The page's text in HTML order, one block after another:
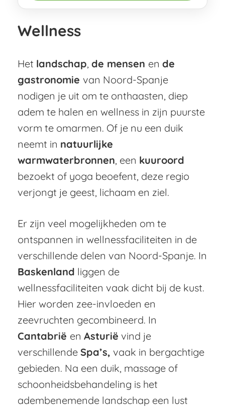
goed! Oviedo is...
2 People
Wellness
Het landschap, de mensen en de
gastronomie van Noord-Spanje
nodigen je uit om te onthaasten, diep
adem te halen en wellness in zijn puurste
vorm te omarmen. Of je nu een duik
neemt in natuurlijke
warmwaterbronnen, een kuuroord
bezoekt of yoga beoefent, deze regio
verjongt je geest, lichaam en ziel.
Er zijn veel mogelijkheden om te
ontspannen in wellnessfaciliteiten in de
verschillende delen van Noord-Spanje. In
Baskenland liggen de
wellnessfaciliteiten vaak dicht bij de kust.
Hier worden zee-invloeden en
zeevruchten gecombineerd. In
Cantabrië en Asturië vind je
verschillende Spa’s, vaak in bergachtige
gebieden. Na een duik, massage of
schoonheidsbehandeling is het
adembenemende landschap een lust